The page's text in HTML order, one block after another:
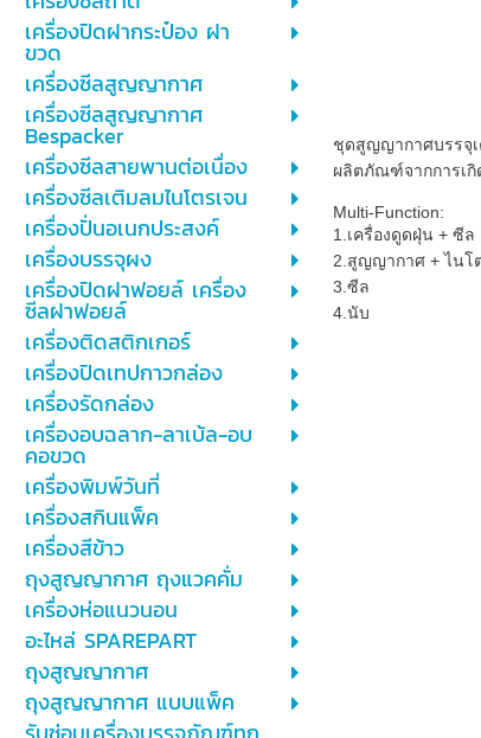
เครื่องปิดฝากระป๋อง ฝา
ขวด
เครื่องซีลสูญญากาศ
เครื่องซีลสูญญากาศ
Bespacker
เครื่องซีลสายพานต่อเนื่อง
เครื่องซีลเติมลมไนโตรเจน
เครื่องปั่นอเนกประสงค์
เครื่องบรรจุผง
เครื่องปิดฝาฟอยล์ เครื่อง
ซีลฝาฟอยล์
เครื่องติดสติกเกอร์
เครื่องปิดเทปกาวกล่อง
เครื่องรัดกล่อง
เครื่องอบฉลาก-ลาเบ้ล-อบ
คอขวด
เครื่องพิมพ์วันที่
เครื่องสกินแพ็ค
เครื่องสีข้าว
ถุงสูญญากาศ ถุงแวคคั่ม
เครื่องห่อแนวนอน
อะไหล่ SPAREPART
ถุงสูญญากาศ
ถุงสูญญากาศ แบบแพ็ค
ชุดสูญญากาศบรรจุเ
ผลิตภัณฑ์จากการเกิ
Multi-Function:
1.เครื่องดูดฝุ่น + ซีล
2.สูญญากาศ + ไนโ
3.ซีล
4.นับ